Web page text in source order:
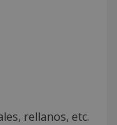
rellanos, etc.